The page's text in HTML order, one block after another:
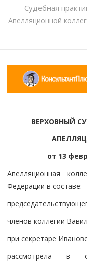
Судебная
Апелляционной
ВЕРХОВНЫЙ
от 13
Апелляционная
Федерации в составе:
членов коллегии
при секретаре
рассмотрела в